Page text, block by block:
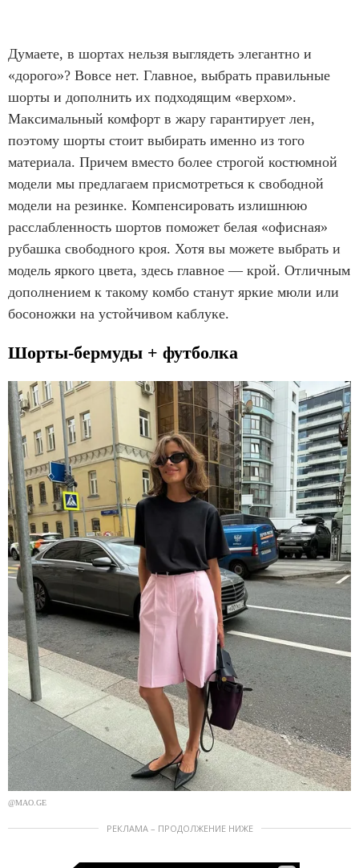
Думаете, в шортах нельзя выглядеть элегантно и
«дорого»? Вовсе нет. Главное, выбрать правильные
шорты и дополнить их подходящим «верхом».
Максимальный комфорт в жару гарантирует лен,
поэтому шорты стоит выбирать именно из того
материала. Причем вместо более строгой костюмной
модели мы предлагаем присмотреться к свободной
модели на резинке. Компенсировать излишнюю
расслабленность шортов поможет белая «офисная»
рубашка свободного кроя. Хотя вы можете выбрать и
модель яркого цвета, здесь главное — крой. Отличным
дополнением к такому комбо станут яркие мюли или
босоножки на устойчивом каблуке.
Шорты-бермуды + футболка
@MAO.GE
РЕКЛАМА – ПРОДОЛЖЕНИЕ НИЖЕ